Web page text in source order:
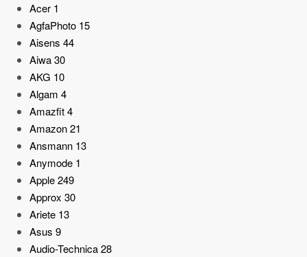
Acer 1
AgfaPhoto 15
Aisens 44
Aiwa30
AKG 10
Algam 4
Amazfit4
Amazon21
Ansmann 13
Anymode 1
Apple249
Approx 30
Ariete 13
Asus 9
Audio-Technica28